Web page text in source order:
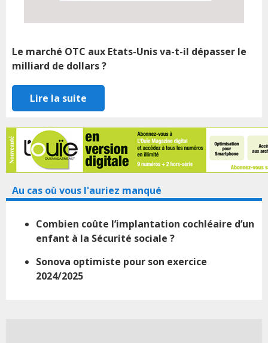
Le marché OTC aux Etats-Unis va-t-il dépasser le
milliard de dollars ?
Lire la suite
Au cas où vous l'auriez manqué
Combien coûte l’implantation cochléaire d’un
enfant à la Sécurité sociale ?
Sonova optimiste pour son exercice
2024/2025